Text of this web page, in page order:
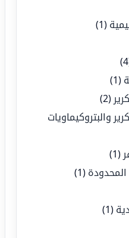
(1)
(1)
(2)
والبتروكيماويات
(1)
المحدودة (1)
(1)